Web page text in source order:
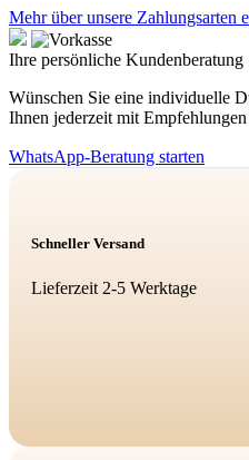
Mehr über unsere Zahlungsarten
Ihre persönliche Kundenberatung
Wünschen Sie eine individuelle
Ihnen jederzeit mit Empfehlungen
WhatsApp-Beratung starten
Schneller Versand
Lieferzeit 2-5 Werktage